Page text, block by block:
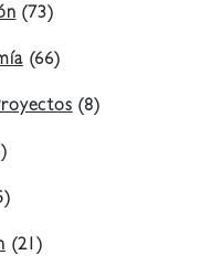
(73)
(66)
(8)
(21)